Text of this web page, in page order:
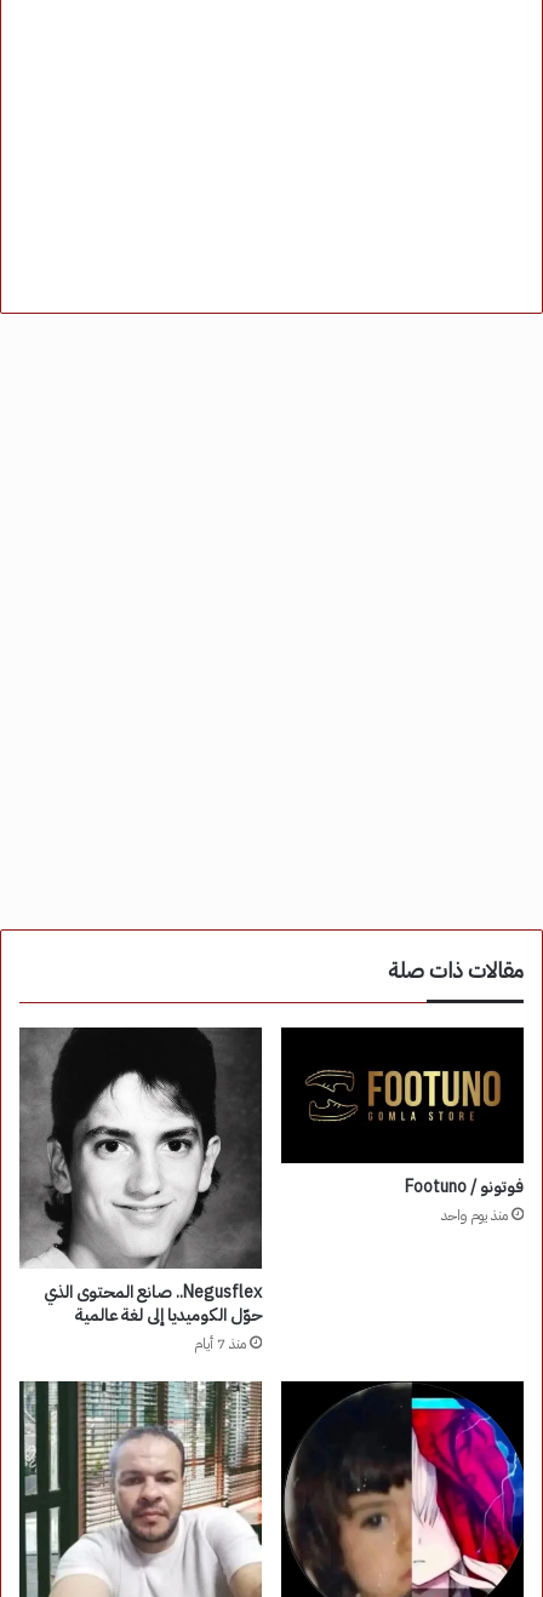
مقالات ذات صلة
فوتونو / Footuno
منذ يوم واحد
Negusflex.. صانع المحتوى الذي
حوّل الكوميديا إلى لغة عالمية
منذ 7 أيام